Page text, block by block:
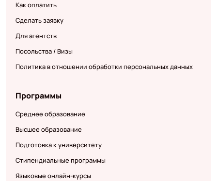
Как оплатить
Сделать заявку
Для агентств
Посольства / Визы
Политика в отношении обработки персональных данных
Программы
Среднее образование
Высшее образование
Подготовка к университету
Стипендиальные программы
Языковые онлайн-курсы